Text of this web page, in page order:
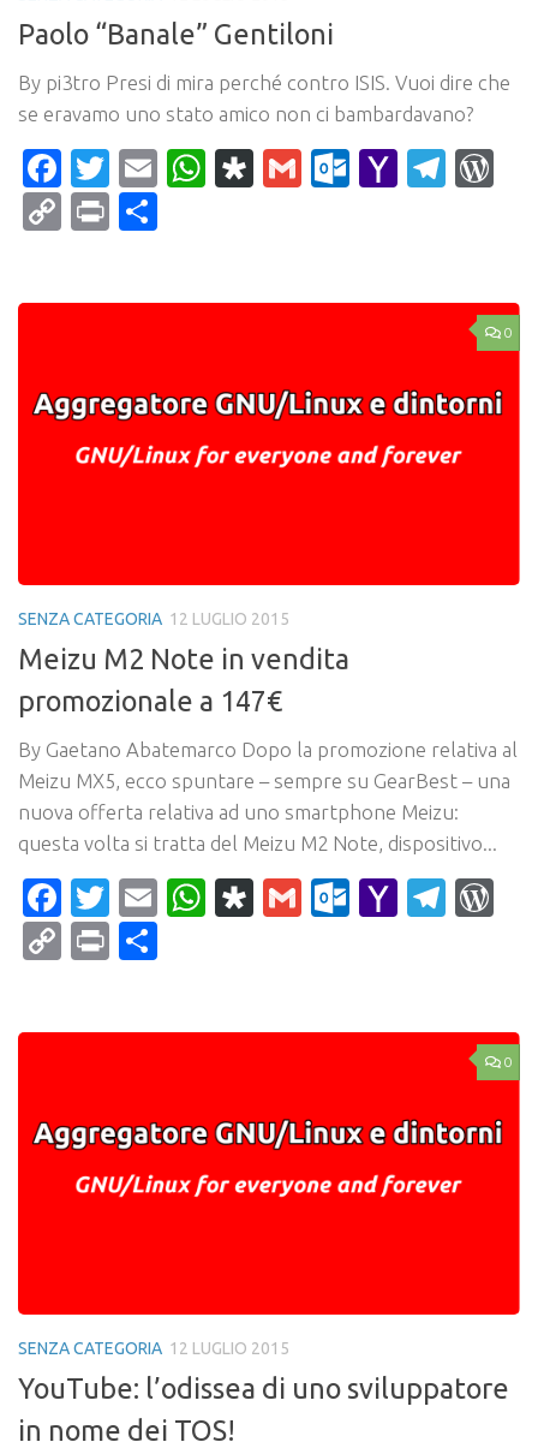
Paolo “Banale” Gentiloni
By pi3tro Presi di mira perché contro ISIS. Vuoi dire che
se eravamo uno stato amico non ci bambardavano?
Facebook
Twitter
EmailWhatsApp
Diaspora
Gmail Yahoo
CopyPrint
0
SENZA CATEGORIA 12 LUGLIO 2015
Meizu M2 Note in vendita
promozionale a 147€
By Gaetano Abatemarco Dopo la promozione relativa al
Meizu MX5, ecco spuntare – sempre su GearBest – una
nuova offerta relativa ad uno smartphone Meizu:
questa volta si tratta del Meizu M2 Note, dispositivo...
Facebook
Twitter
EmailWhatsApp
Diaspora
Gmail Yahoo
CopyPrint
0
SENZA CATEGORIA 12 LUGLIO 2015
YouTube: l’odissea di uno sviluppatore
in nome dei TOS!